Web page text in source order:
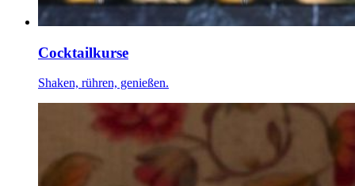
Cocktailkurse
Shaken, rühren, genießen.